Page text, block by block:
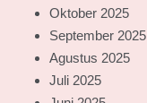
Oktober 2025
September 2025
Agustus 2025
Juli 2025